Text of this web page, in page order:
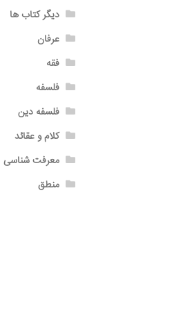
دیگر کتاب ها
عرفان
فقه
فلسفه
فلسفه دین
کلام و عقائد
معرفت شناسی
منطق